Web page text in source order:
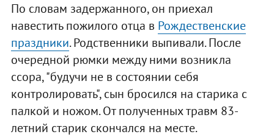
По словам задержанного, он приехал
навестить пожилого отца в Рождественские
праздники. Родственники выпивали. После
очередной рюмки между ними возникла
ссора, "будучи не в состоянии себя
контролировать", сын бросился на старика с
палкой и ножом. От полученных травм 83-
летний старик скончался на месте.